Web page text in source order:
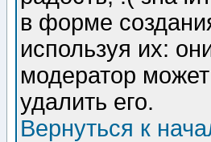
в форме
используя их:
модератор
удалить его.
Вернуться к